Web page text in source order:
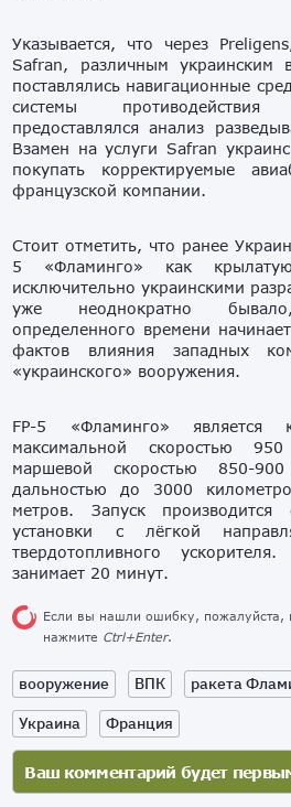
Указывается, что через
Safran, различным украинским
поставлялись навигационные
системы
предоставлялся анализ
Взамен на услуги Safran
покупать корректируемые
французской компании.
Стоит отметить, что ранее
5 «Фламинго» как
исключительно украинскими
уже неоднократно
определенного времени
фактов влияния западных
«украинского» вооружения.
FP-5 «Фламинго» является
максимальной скоростью
маршевой скоростью 850-
дальностью до 3000
метров. Запуск
установки с лёгкой
твердотопливного
занимает 20 минут.
Если вы нашли ошибку, пожалуйста,
нажмите Ctrl+Enter.
вооружение ВПК ракета
Украина
Франция